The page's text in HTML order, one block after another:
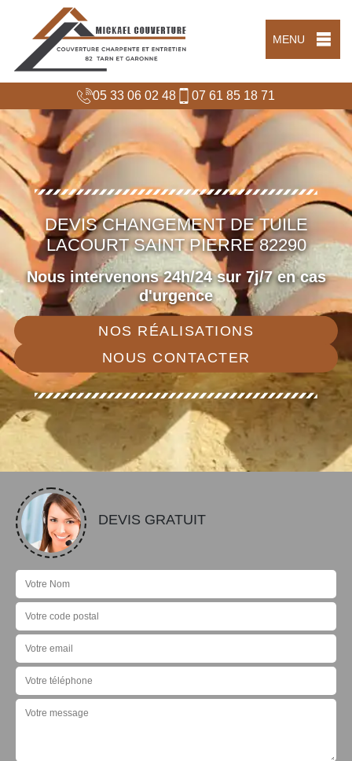
MENU
05 33 06 02 48 07 61 85 18 71
DEVIS CHANGEMENT DE TUILE
LACOURT SAINT PIERRE 82290
Nous intervenons 24h/24 sur 7j/7 en cas
d'urgence
NOS RÉALISATIONS
NOUS CONTACTER
DEVIS GRATUIT